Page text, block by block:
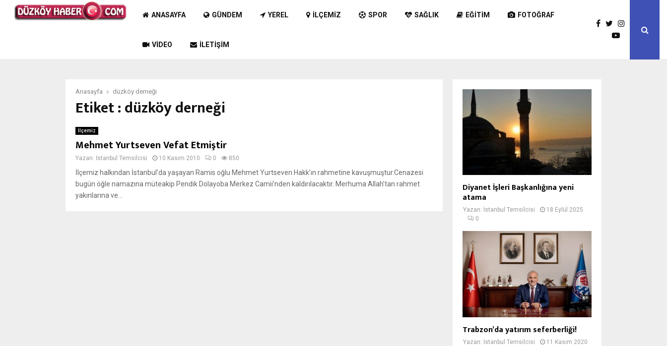
ANASAYFA GÜNDEM YEREL İLÇEMIZ SPOR SAĞLIK EĞITIM FOTOĞRAF
VIDEO İLETIŞIM
Anasayfa düzköy derneği
Etiket : düzköy derneği
İlçemiz
Mehmet Yurtseven Vefat Etmiştir
Yazan: İstanbul Temsilcisi 10 Kasım 2010 0 850
İlçemiz halkından İstanbul’da yaşayan Ramis oğlu Mehmet Yurtseven Hakk’ın rahmetine kavuşmuştur.Cenazesi
bugün öğle namazına müteakip Pendik Dolayoba Merkez Camii’nden kaldırılacaktır. Merhuma Allah’tan rahmet
yakınlarına ve...
Diyanet İşleri Başkanlığına yeni
atama
Yazan: İstanbul Temsilcisi
18 Eylül 2025
0
Trabzon’da yatırım seferberliği!
Yazan: İstanbul Temsilcisi
11 Kasım 2020